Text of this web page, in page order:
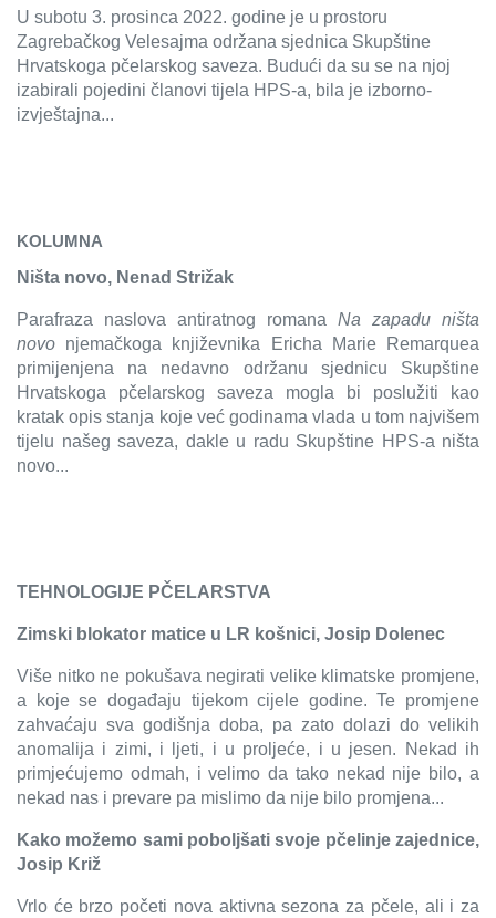
U subotu 3. prosinca 2022. godine je u prostoru
Zagrebačkog Velesajma održana sjednica Skupštine
Hrvatskoga pčelarskog saveza. Budući da su se na njoj
izabirali pojedini članovi tijela HPS-a, bila je izborno-
izvještajna...
KOLUMNA
Ništa novo, Nenad Strižak
Parafraza naslova antiratnog romana Na zapadu ništa
novo njemačkoga književnika Ericha Marie Remarquea
primijenjena na nedavno održanu sjednicu Skupštine
Hrvatskoga pčelarskog saveza mogla bi poslužiti kao
kratak opis stanja koje već godinama vlada u tom najvišem
tijelu našeg saveza, dakle u radu Skupštine HPS-a ništa
novo...
TEHNOLOGIJE PČELARSTVA
Zimski blokator matice u LR košnici, Josip Dolenec
Više nitko ne pokušava negirati velike klimatske promjene,
a koje se događaju tijekom cijele godine. Te promjene
zahvaćaju sva godišnja doba, pa zato dolazi do velikih
anomalija i zimi, i ljeti, i u proljeće, i u jesen. Nekad ih
primjećujemo odmah, i velimo da tako nekad nije bilo, a
nekad nas i prevare pa mislimo da nije bilo promjena...
Kako možemo sami poboljšati svoje pčelinje zajednice,
Josip Križ
Vrlo će brzo početi nova aktivna sezona za pčele, ali i za